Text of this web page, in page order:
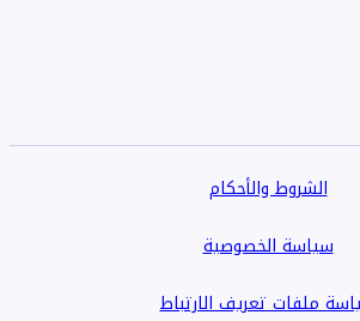
الشروط والأحكام
سياسة الخصوصية
ملفات تعريف الارتباط